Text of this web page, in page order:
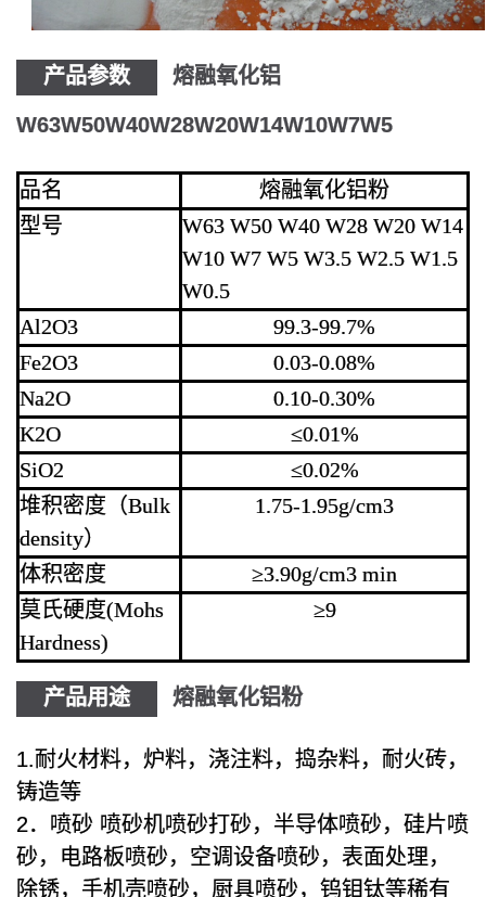
产品参数 熔融氧化铝
W63W50W40W28W20W14W10W7W5
品名
熔融氧化铝粉
型号
W63 W50 W40 W28 W20 W14
W10 W7 W5 W3.5 W2.5 W1.5
W0.5
Al2O3
99.3-99.7%
Fe2O3
0.03-0.08%
Na2O
0.10-0.30%
K2O
≤0.01%
SiO2
≤0.02%
堆积密度（Bulk
density）
1.75-1.95g/cm3
体积密度
≥3.90g/cm3 min
莫氏硬度(Mohs
Hardness)
≥9
产品用途 熔融氧化铝粉
1.耐火材料，炉料，浇注料，捣杂料，耐火砖，
铸造等
2．喷砂 喷砂机喷砂打砂，半导体喷砂，硅片喷
砂，电路板喷砂，空调设备喷砂，表面处理，
除锈，手机壳喷砂，厨具喷砂，钨钼钛等稀有